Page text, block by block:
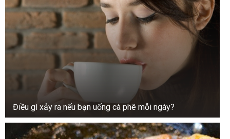
một loài được cho là đã tuyệt chủng.”
“Đó là một con khủng long con. Một con
velociraptor con.”
Những lời nói như đang lơ lửng trong không khí.
“Chắc chắn chứ?” Jane hỏi, giọng run run.
“Hoàn toàn chắc chắn,” nhà khoa học gật đầu.
“Chúng tôi đã kiểm tra kỹ lưỡng mọi thứ.”
Điều gì xảy ra nếu bạn uống cà phê mỗi ngày?